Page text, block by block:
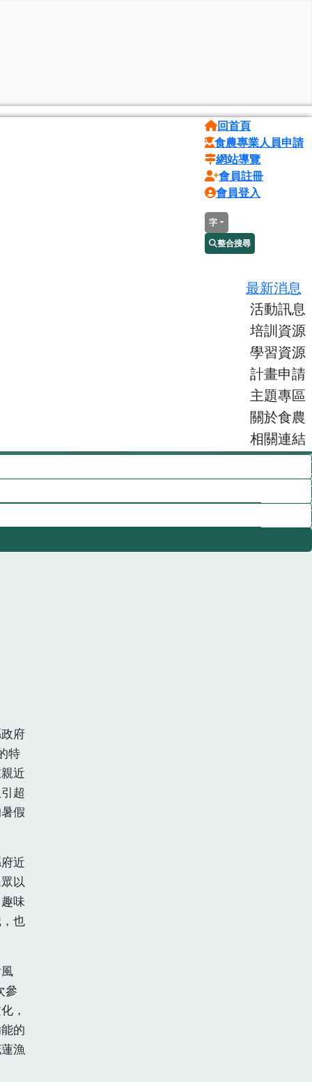
回首頁
食農專業人員申請
網站導覽
會員註冊
會員登入
字
整合搜尋
最新消息
活動訊息
培訓資源
學習資源
計畫申請
主題專區
關於食農
相關連結
府
特
近
超
假
近
以
味
也
參
，
的
漁